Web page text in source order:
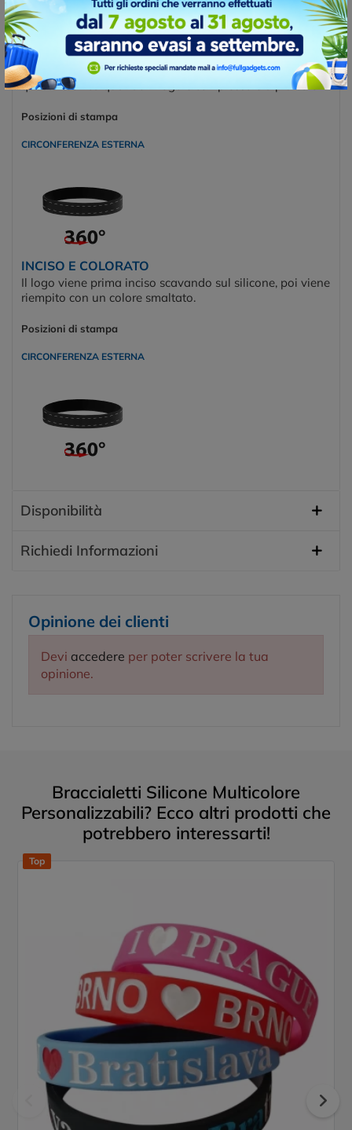
SERIGRAFIA
Stampa serigrafia permette di stampare a più colori
qualsiasi tipo di scritta. Per i braccialetti in silicone si usa
questa tecnica quando il logo è complesso e a più colori.
Posizioni di stampa
CIRCONFERENZA ESTERNA
INCISO E COLORATO
Il logo viene prima inciso scavando sul silicone, poi viene
riempito con un colore smaltato.
Posizioni di stampa
CIRCONFERENZA ESTERNA
Disponibilità
Richiedi Informazioni
Opinione dei clienti
Devi accedere per poter scrivere la tua
opinione.
Braccialetti Silicone Multicolore
Personalizzabili? Ecco altri prodotti che
potrebbero interessarti!
Top